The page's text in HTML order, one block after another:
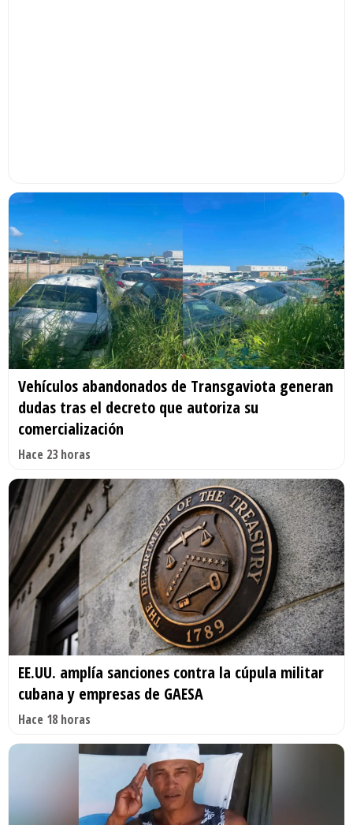
Vehículos abandonados de Transgaviota generan
dudas tras el decreto que autoriza su
comercialización
Hace 23 horas
EE.UU. amplía sanciones contra la cúpula militar
cubana y empresas de GAESA
Hace 18 horas